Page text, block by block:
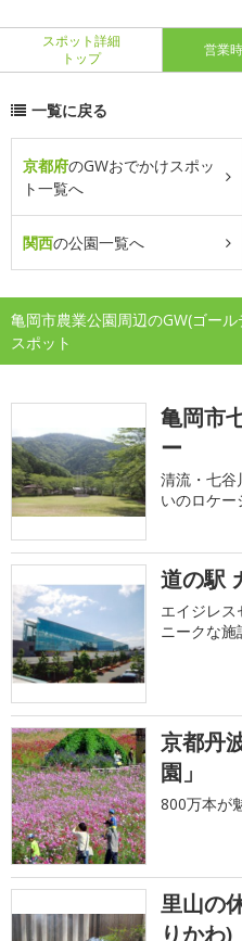
スポット詳細
トップ
営業
一覧に戻る
京都府のGWおでかけスポッ
ト一覧へ
関西の公園一覧へ
亀岡市農業公園周辺のGW(ゴー
スポット
亀岡市
ー
清流・七谷
いのロケー
道の駅
エイジレ
ニークな施
京都丹
園」
800万本が
里山の
りかわ)